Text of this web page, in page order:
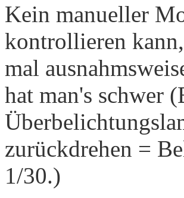
Kein manueller
kontrollieren
mal
hat man's schwer
zurückdrehen =
1/30.)